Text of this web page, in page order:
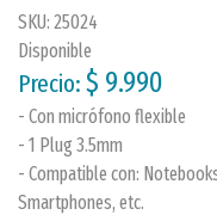
SKU: 25024
Disponible
Precio: $ 9.990
- Con micrófono flexible
- 1 Plug 3.5mm
- Compatible con:
Smartphones, etc.